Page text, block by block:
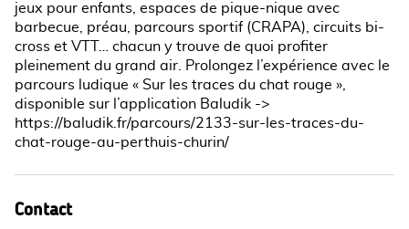
jeux pour enfants, espaces de pique-nique avec
barbecue, préau, parcours sportif (CRAPA), circuits bi-
cross et VTT… chacun y trouve de quoi profiter
pleinement du grand air. Prolongez l’expérience avec le
parcours ludique « Sur les traces du chat rouge »,
disponible sur l’application Baludik ->
https://baludik.fr/parcours/2133-sur-les-traces-du-
chat-rouge-au-perthuis-churin/
Contact